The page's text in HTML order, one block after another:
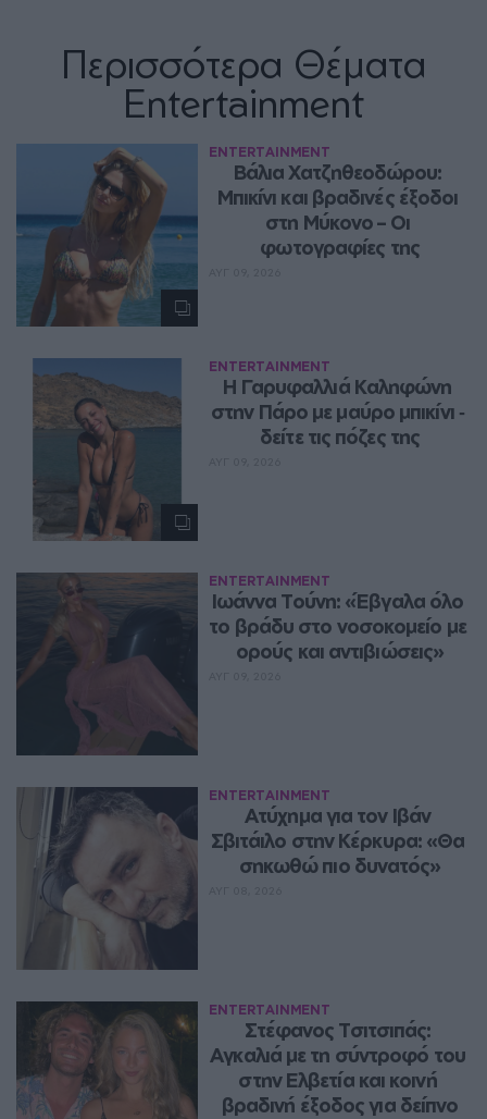
Περισσότερα Θέματα
Entertainment
ENTERTAINMENT
Βάλια Χατζηθεοδώρου:
Μπικίνι και βραδινές έξοδοι
στη Μύκονο – Οι
φωτογραφίες της
ENTERTAINMENT
Η Γαρυφαλλιά Καληφώνη
στην Πάρο με μαύρο μπικίνι ‑
δείτε τις πόζες της
ENTERTAINMENT
Ιωάννα Τούνη: «Έβγαλα όλο
το βράδυ στο νοσοκομείο με
ορούς και αντιβιώσεις»
ENTERTAINMENT
Ατύχημα για τον Ιβάν
Σβιτάιλο στην Κέρκυρα: «Θα
σηκωθώ πιο δυνατός»
ENTERTAINMENT
Στέφανος Τσιτσιπάς:
Αγκαλιά με τη σύντροφό του
στην Ελβετία και κοινή
βραδινή έξοδος για δείπνο